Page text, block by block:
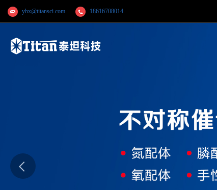
yhx@titansci.com 18616708014